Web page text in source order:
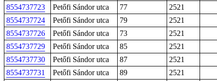
8554737723
Petőfi Sándor utca 77
2521
8554737724
Petőfi Sándor utca 79
2521
8554737726
Petőfi Sándor utca 73
2521
8554737729
Petőfi Sándor utca 85
2521
8554737730
Petőfi Sándor utca 87
2521
8554737731
Petőfi Sándor utca 89
2521